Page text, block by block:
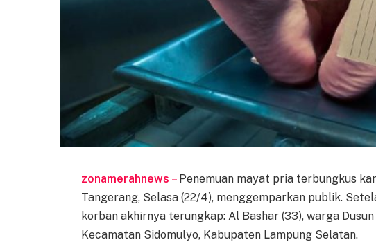
zonamerahnews – Penemuan mayat pria terbungkus
Tangerang, Selasa (22/4), menggemparkan publik.
korban akhirnya terungkap: Al Bashar (33), warga
Kecamatan Sidomulyo, Kabupaten Lampung Selatan.